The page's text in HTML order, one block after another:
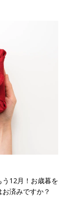
12月！お歳暮を
済みですか？